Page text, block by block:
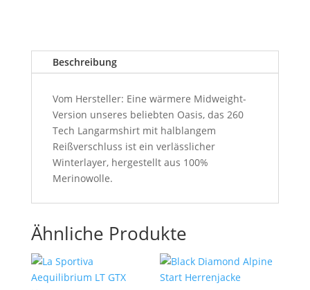
Beschreibung
Vom Hersteller: Eine wärmere Midweight-
Version unseres beliebten Oasis, das 260
Tech Langarmshirt mit halblangem
Reißverschluss ist ein verlässlicher
Winterlayer, hergestellt aus 100%
Merinowolle.
Ähnliche Produkte